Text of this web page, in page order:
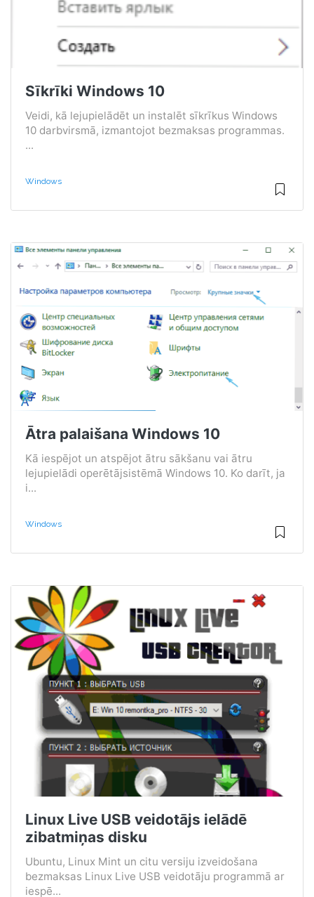
Sīkrīki Windows 10
Veidi, kā lejupielādēt un instalēt sīkrīkus Windows
10 darbvirsmā, izmantojot bezmaksas programmas.
...
Windows
Ātra palaišana Windows 10
Kā iespējot un atspējot ātru sākšanu vai ātru
lejupielādi operētājsistēmā Windows 10. Ko darīt, ja
i...
Windows
Linux Live USB veidotājs ielādē
zibatmiņas disku
Ubuntu, Linux Mint un citu versiju izveidošana
bezmaksas Linux Live USB veidotāju programmā ar
iespē...